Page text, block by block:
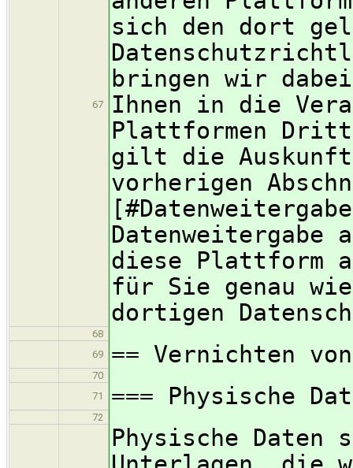
67
sich den dort
bringen wir
Ihnen in die
Plattformen
gilt die
vorherigen
diese Plattform
für Sie genau
dortigen
68
69
== Vernichten
70
71
=== Physische
72
Physische Daten